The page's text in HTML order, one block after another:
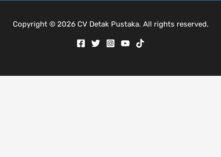
Copyright © 2026 CV Detak Pustaka. All rights reserved.